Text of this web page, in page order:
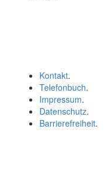
Kontakt.
Telefonbuch.
Impressum.
Datenschutz.
Barrierefreiheit.